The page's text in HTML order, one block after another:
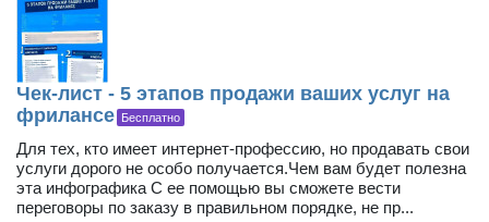
Чек-лист - 5 этапов продажи ваших услуг на
фрилансе Бесплатно
Для тех, кто имеет интернет-профессию, но продавать свои
услуги дорого не особо получается.Чем вам будет полезна
эта инфографика С ее помощью вы сможете вести
переговоры по заказу в правильном порядке, не пр...